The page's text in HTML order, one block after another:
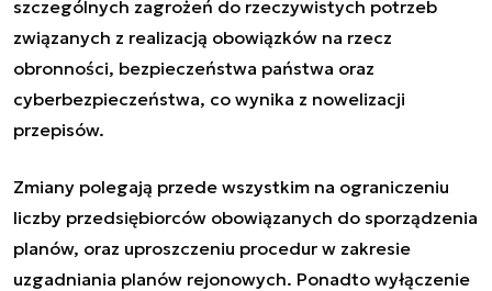
szczególnych zagrożeń do rzeczywistych potrzeb
związanych z realizacją obowiązków na rzecz
obronności, bezpieczeństwa państwa oraz
cyberbezpieczeństwa, co wynika z nowelizacji
przepisów.
Zmiany polegają przede wszystkim na ograniczeniu
liczby przedsiębiorców obowiązanych do sporządzenia
planów, oraz uproszczeniu procedur w zakresie
uzgadniania planów rejonowych. Ponadto wyłączenie